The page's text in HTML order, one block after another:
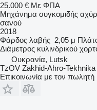
25.000 € Με ΦΠΑ
Μηχάνημα συγκομιδής
σανού
2018
Φάρδος λαβής 2,05 μ
Διάμετρος κυλινδρικού
Ουκρανία, Lutsk
TzOV Zakhid-Ahro-Tekhnika
Επικοινωνία με τον πωλητή